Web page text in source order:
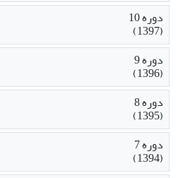
دوره 10
(1397)
دوره 9
(1396)
دوره 8
(1395)
دوره 7
(1394)